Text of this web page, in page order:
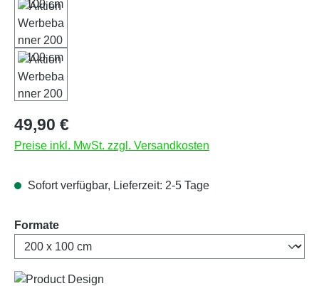
Regulärer Preis:
49,90 €
Preise inkl. MwSt. zzgl. Versandkosten
Sofort verfügbar, Lieferzeit: 2-5 Tage
Formateauswählen